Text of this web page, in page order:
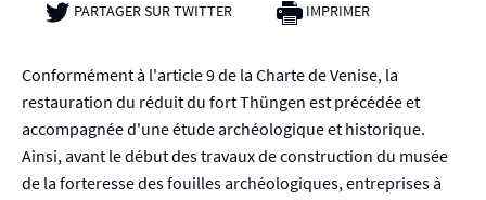
PARTAGER SUR TWITTER- NOUVELLE FENÊTRE
IMPRIMER
Conformément à l'article 9 de la Charte de Venise, la
restauration du réduit du fort Thüngen est précédée et
accompagnée d'une étude archéologique et historique.
Ainsi, avant le début des travaux de construction du musée
de la forteresse des fouilles archéologiques, entreprises à